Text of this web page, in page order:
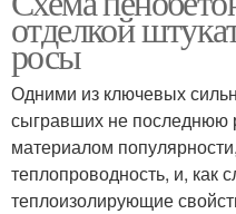
отделкой
росы
Одними из ключевых
сыгравших не последнюю
материалом
теплопроводность, и, как
теплоизолирующие